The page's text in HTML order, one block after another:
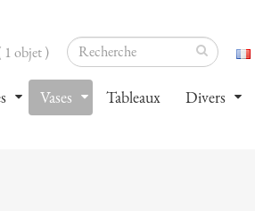
1 objet )
Vases Tableaux Divers